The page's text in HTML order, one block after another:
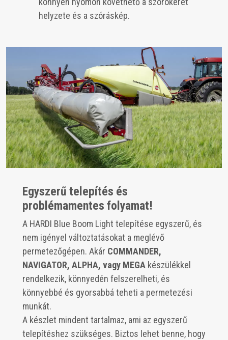
helyzete és a szóráskép.
Egyszerű telepítés és
problémamentes folyamat!
A HARDI Blue Boom Light telepítése egyszerű, és
nem igényel változtatásokat a meglévő
permetezőgépen. Akár COMMANDER,
NAVIGATOR, ALPHA, vagy MEGA készülékkel
rendelkezik, könnyedén felszerelheti, és
könnyebbé és gyorsabbá teheti a permetezési
munkát.
A készlet mindent tartalmaz, ami az egyszerű
telepítéshez szükséges. Biztos lehet benne, hogy